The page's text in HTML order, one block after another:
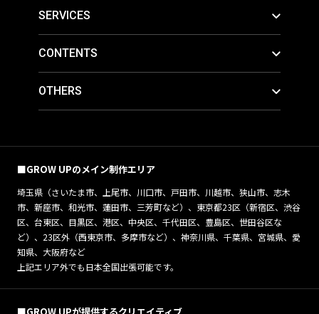
SERVICES
CONTENTS
OTHERS
■GROW UPのメイン制作エリア
埼玉県（さいたま市、上尾市、川口市、戸田市、川越市、狭山市、志木
市、新座市、和光市、蓮田市、三芳町など）、東京都23区（新宿区、渋谷
区、台東区、目黒区、港区、中央区、千代田区、豊島区、世田谷区な
ど）、23区外（西東京市、多摩市など）、神奈川県、千葉県、宮城県、愛
知県、大阪府など
上記エリア外でも日本全国出張可能です。